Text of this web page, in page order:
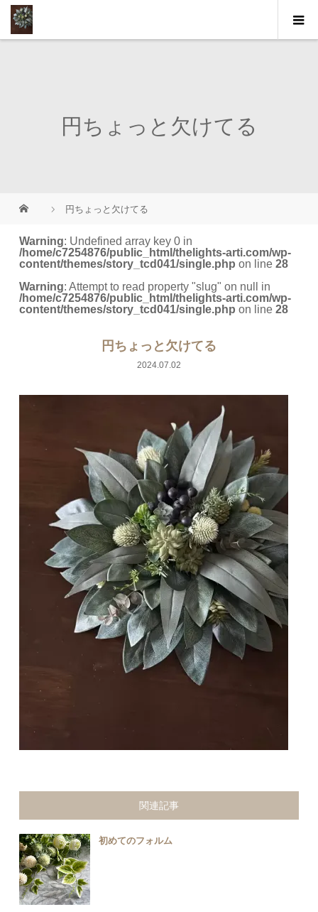
円ちょっと欠けてる
円ちょっと欠けてる
Warning: Undefined array key 0 in
/home/c7254876/public_html/thelights-arti.com/wp-
content/themes/story_tcd041/single.php on line28
Warning: Attempt to read property "slug" on null in
/home/c7254876/public_html/thelights-arti.com/wp-
content/themes/story_tcd041/single.php on line28
円ちょっと欠けてる
2024.07.02
関連記事
初めてのフォルム